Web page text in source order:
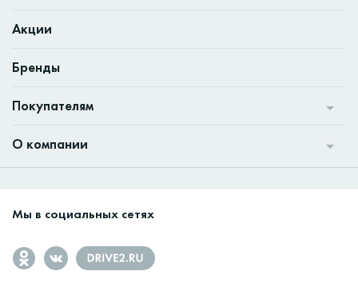
Акции
Бренды
Покупателям
О компании
Мы в социальных сетях